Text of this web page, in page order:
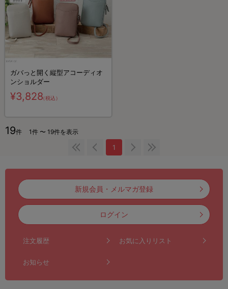
ガバっと開く縦型アコーディオ
ンショルダー
¥3,828（税込）
19件 1件 〜 19件を表示
1
新規会員・メルマガ登録
ログイン
注文履歴 お気に入りリスト
お知らせ